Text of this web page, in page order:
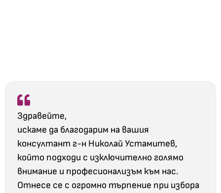
Здравейте,
искаме да благодарим на вашия
консултант г-н Николай Устамитев,
който подходи с изключително голямо
внимание и професионализъм към нас.
Отнесе се с огромно търпение при избора